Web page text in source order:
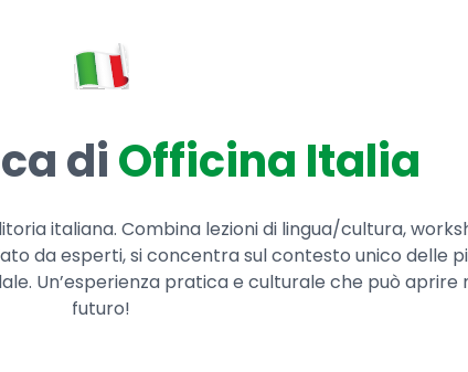
diOfficina Italia
italiana. Combina lezioni di lingua/cultura,
da esperti, si concentra sul contesto unico delle
Un’esperienza pratica e culturale che può
futuro!